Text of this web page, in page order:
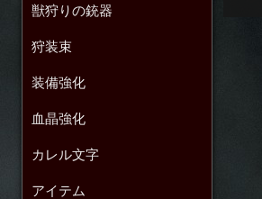
獣狩りの銃器
狩装束
装備強化
血晶強化
カレル文字
アイテム